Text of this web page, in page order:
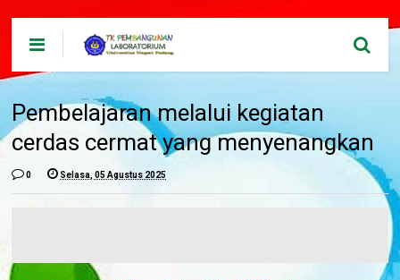
Pembelajaran melalui kegiatan
cerdas cermat yang menyenangkan
0 Selasa, 05 Agustus 2025